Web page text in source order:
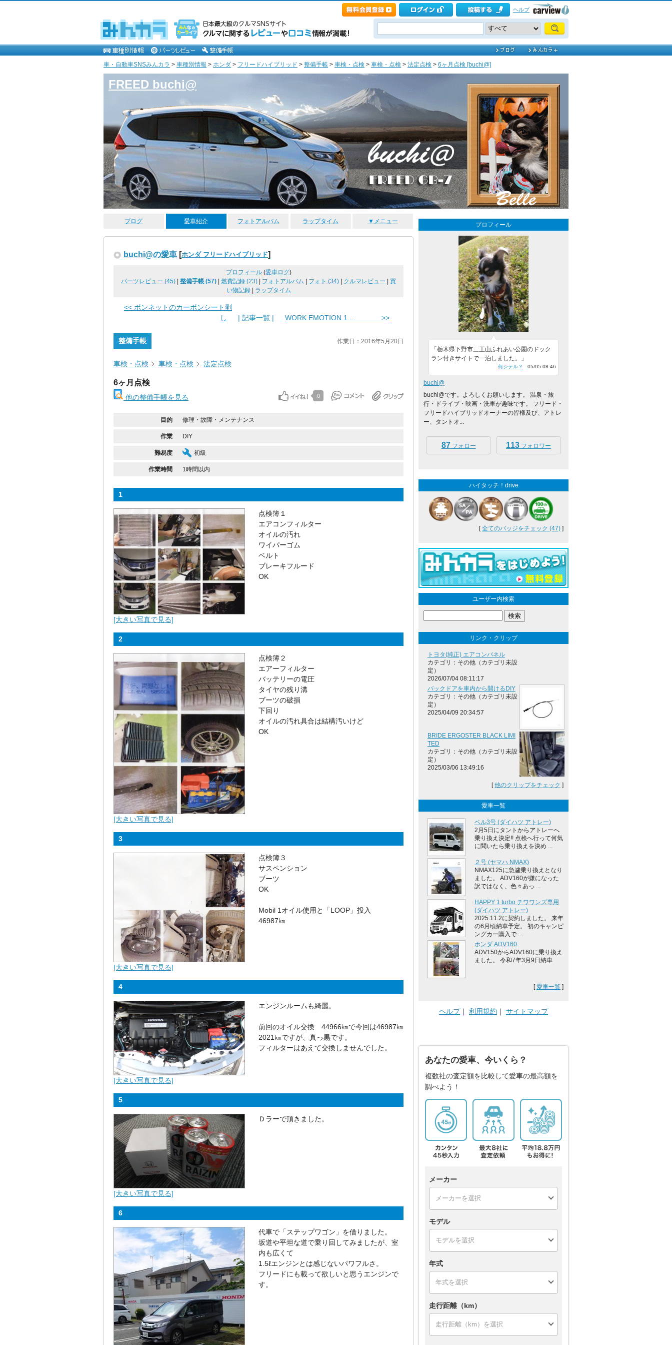
ヘルプ
車・自動車SNSみんカラ > 車種別情報 > ホンダ > フリードハイブリッド > 整備手帳 > 車検・点検 > 車検・点検 > 法定点検 > 6ヶ月点検 [buchi@]
FREED buchi@
ブログ 愛車紹介 フォトアルバム ラップタイム ▼メニュー
buchi@の愛車 [ホンダ フリードハイブリッド]
プロフィール(愛車ログ)
パーツレビュー (45)
整備手帳 (57) 燃費記録 (23) フォトアルバム フォト (34) クルマレビュー
買
い物記録| ラップタイム
<< ボンネットのカーボンシート剥
し
| 記事一覧 | WORK EMOTION 1 ... >>
整備手帳 作業日：2016年5月20日
車検・点検 車検・点検 法定点検
6ヶ月点検
他の整備手帳を見る 0
目的 修理・故障・メンテナンス
作業 DIY
難易度 初級
作業時間 1時間以内
1
[大きい写真で見る]
点検簿１
エアコンフィルター
オイルの汚れ
ワイパーゴム
ベルト
ブレーキフルード
OK
2
[大きい写真で見る]
点検簿２
エアーフィルター
バッテリーの電圧
タイヤの残り溝
ブーツの破損
下回り
オイルの汚れ具合は結構汚いけど
OK
3
[大きい写真で見る]
点検簿３
サスペンション
ブーツ
OK
Mobil 1オイル使用と「LOOP」投入
46987㎞
4
[大きい写真で見る]
エンジンルームも綺麗。
前回のオイル交換 44966㎞で今回は46987㎞
2021㎞ですが、真っ黒です。
フィルターはあえて交換しませんでした。
5
[大きい写真で見る]
Ｄラーで頂きました。
6
代車で「ステップワゴン」を借りました。
坂道や平坦な道で乗り回してみましたが、室
内も広くて
1.5ℓエンジンとは感じないパワフルさ。
フリードにも載って欲しいと思うエンジンで
す。
プロフィール
「栃木県下野市三王山ふれあい公園のドック
ラン付きサイトで一泊しました。」
何シテル？ 05/05 08:46
buchi@
buchi@です。よろしくお願いします。 温泉・旅
行・ドライブ・映画・洗車が趣味です。 フリード・
フリードハイブリッドオーナーの皆様及び、アトレ
ー、タントオ...
87 フォロー 113 フォロワー
ハイタッチ！drive
[全てのバッジをチェック (47) ]
ユーザー内検索
リンク・クリップ
トヨタ(純正) エアコンパネル
カテゴリ：その他（カテゴリ未設
定）
2026/07/04 08:11:17
バックドアを車内から開けるDIY
カテゴリ：その他（カテゴリ未設
定）
2025/04/09 20:34:57
BRIDE ERGOSTER BLACK LIMI
TED
カテゴリ：その他（カテゴリ未設
定）
2025/03/06 13:49:16
[他のクリップをチェック ]
愛車一覧
ベル3号 (ダイハツ アトレー)
2月5日にタントからアトレーへ
乗り換え決定!! 点検へ行って何気
に聞いたら乗り換えを決め ...
２号 (ヤマハ NMAX)
NMAX125に急遽乗り換えとなり
ました。 ADV160が嫌になった
訳ではなく、色々あっ ...
HAPPY 1 turbo チワワンズ専用
(ダイハツ アトレー)
2025.11.2に契約しました。 来年
の6月頃納車予定。 初のキャンピ
ングカー購入で ...
ホンダ ADV160
ADV150からADV160に乗り換え
ました。 令和7年3月9日納車
[愛車一覧 ]
ヘルプ｜ 利用規約 ｜ サイトマップ
あなたの愛車、今いくら？
複数社の査定額を比較して愛車の最高額を
調べよう！
メーカー
モデル
年式
走行距離（km）